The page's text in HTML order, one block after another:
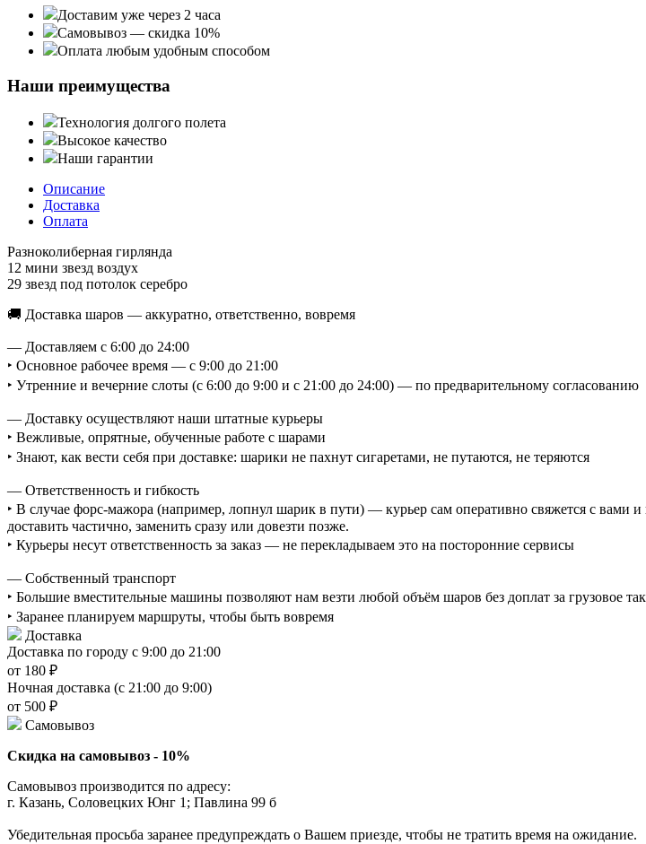
Доставим уже через 2 часа
Самовывоз — скидка 10%
Оплата любым удобным способом
Наши преимущества
Технология долгого полета
Высокое качество
Наши гарантии
Описание
Доставка
Оплата
Разноколиберная гирлянда
12 мини звезд воздух
29 звезд под потолок серебро
🚚 Доставка шаров — аккуратно, ответственно, вовремя
— Доставляем с 6:00 до 24:00
‣ Основное рабочее время — с 9:00 до 21:00
‣ Утренние и вечерние слоты (с 6:00 до 9:00 и с 21:00 до 24:00) — по предварительному согласованию
— Доставку осуществляют наши штатные курьеры
‣ Вежливые, опрятные, обученные работе с шарами
‣ Знают, как вести себя при доставке: шарики не пахнут сигаретами, не путаются, не теряются
— Ответственность и гибкость
‣ В случае форс-мажора (например, лопнул шарик в пути) — курьер сам оперативно свяжется с вами
доставить частично, заменить сразу или довезти позже.
‣ Курьеры несут ответственность за заказ — не перекладываем это на посторонние сервисы
— Собственный транспорт
‣ Большие вместительные машины позволяют нам везти любой объём шаров без доплат за грузовое
‣ Заранее планируем маршруты, чтобы быть вовремя
Доставка
Доставка по городу с 9:00 до 21:00
от 180 ₽
Ночная доставка (с 21:00 до 9:00)
от 500 ₽
Самовывоз
Скидка на самовывоз - 10%
Самовывоз производится по адресу:
г. Казань, Соловецких Юнг 1; Павлина 99 б
Убедительная просьба заранее предупреждать о Вашем приезде, чтобы не тратить время на ожидание.